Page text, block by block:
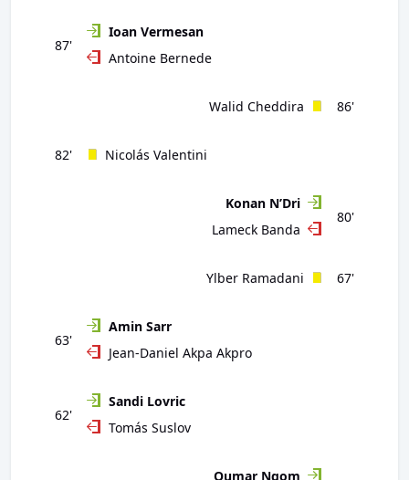
87'
Ioan Vermesan
Antoine Bernede
86'
Walid Cheddira
82' Nicolás Valentini
80'
Konan N’Dri
Lameck Banda
67'
Ylber Ramadani
63'
Amin Sarr
Jean-Daniel Akpa Akpro
62'
Sandi Lovric
Tomás Suslov
Oumar Ngom